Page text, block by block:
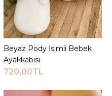
720,00TL
Sepete Ekle
KARŞILAŞTIRMA LISTESINE EKLE
JEEYMI BABY
Sepete Ekle
Beyaz Pody İsimli Bebek
Ayakkabısı
720,00TL